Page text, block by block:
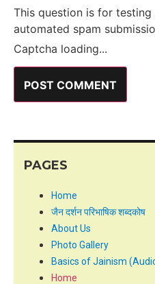
This question is for
automated spam
Captcha loading...
PAGES
Home
जैन दर्शन परिभाषिक शब्दकोष
About Us
Photo Gallery
Basics of Jainism
Home